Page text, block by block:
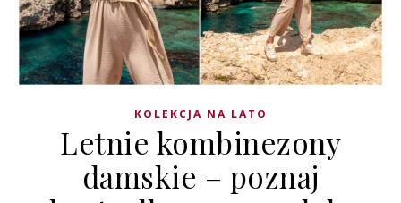
KOLEKCJA NA LATO
Letnie kombinezony
damskie – poznaj